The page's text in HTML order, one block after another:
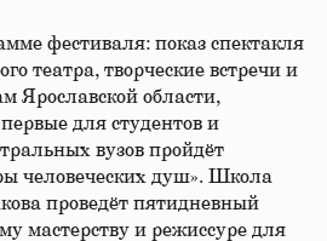
фестиваля: показ спектакля
театра, творческие встречи и
Ярославской области,
для студентов и
вузов пройдёт
человеческих душ». Школа
проведёт пятидневный
мастерству и режиссуре для